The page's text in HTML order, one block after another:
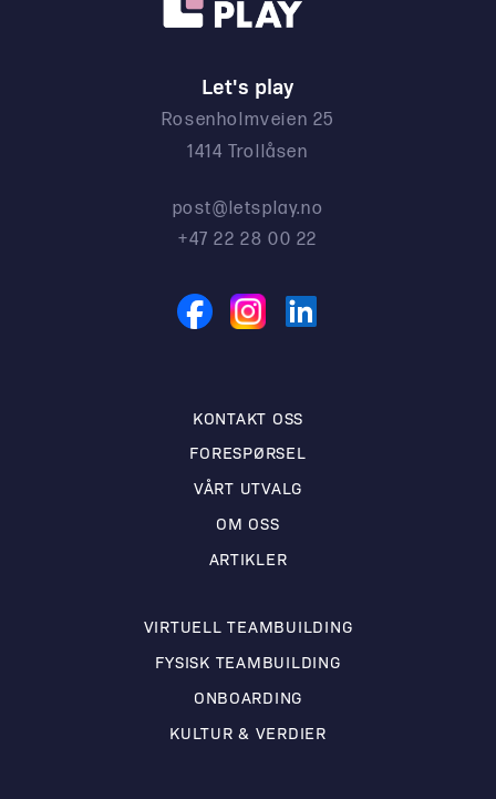
Let's play
Rosenholmveien 25
1414 Trollåsen
post@letsplay.no
+47 22 28 00 22
KONTAKT OSS
FORESPØRSEL
VÅRT UTVALG
OM OSS
ARTIKLER
VIRTUELL TEAMBUILDING
FYSISK TEAMBUILDING
ONBOARDING
KULTUR & VERDIER